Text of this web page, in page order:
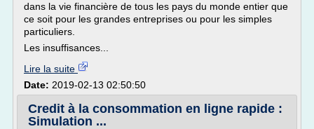
dans la vie financière de tous les pays du monde entier que
ce soit pour les grandes entreprises ou pour les simples
particuliers.
Les insuffisances...
Lire la suite
Date: 2019-02-13 02:50:50
Credit à la consommation en ligne rapide :
Simulation ...